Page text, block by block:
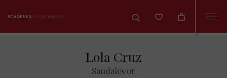
Lola Cruz
Sandales or